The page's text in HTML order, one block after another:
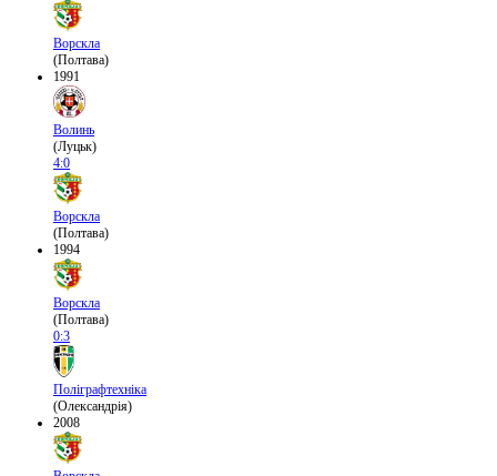
Ворскла
(Полтава)
1991
Волинь
(Луцьк)
4:0
Ворскла
(Полтава)
1994
Ворскла
(Полтава)
0:3
Поліграфтехніка
(Олександрія)
2008